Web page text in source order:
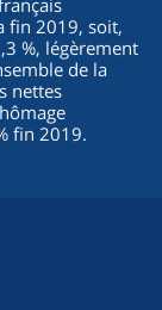
fin 2019, soit,
%, légèrement
de la
nettes
fin 2019.